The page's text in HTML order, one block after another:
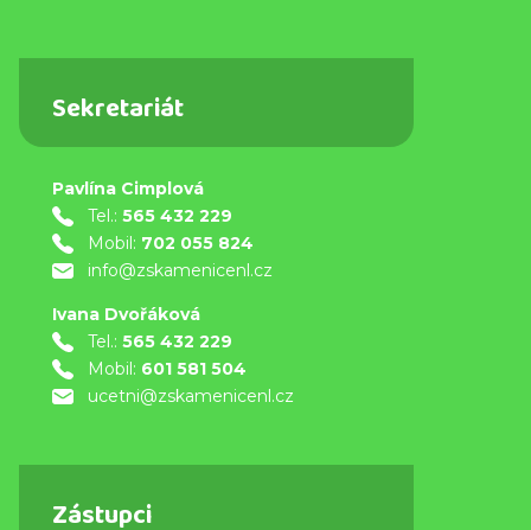
Sekretariát
Pavlína Cimplová
Tel.: 565 432 229
Mobil: 702 055 824
info@zskamenicenl.cz
Ivana Dvořáková
Tel.: 565 432 229
Mobil: 601 581 504
ucetni@zskamenicenl.cz
Zástupci